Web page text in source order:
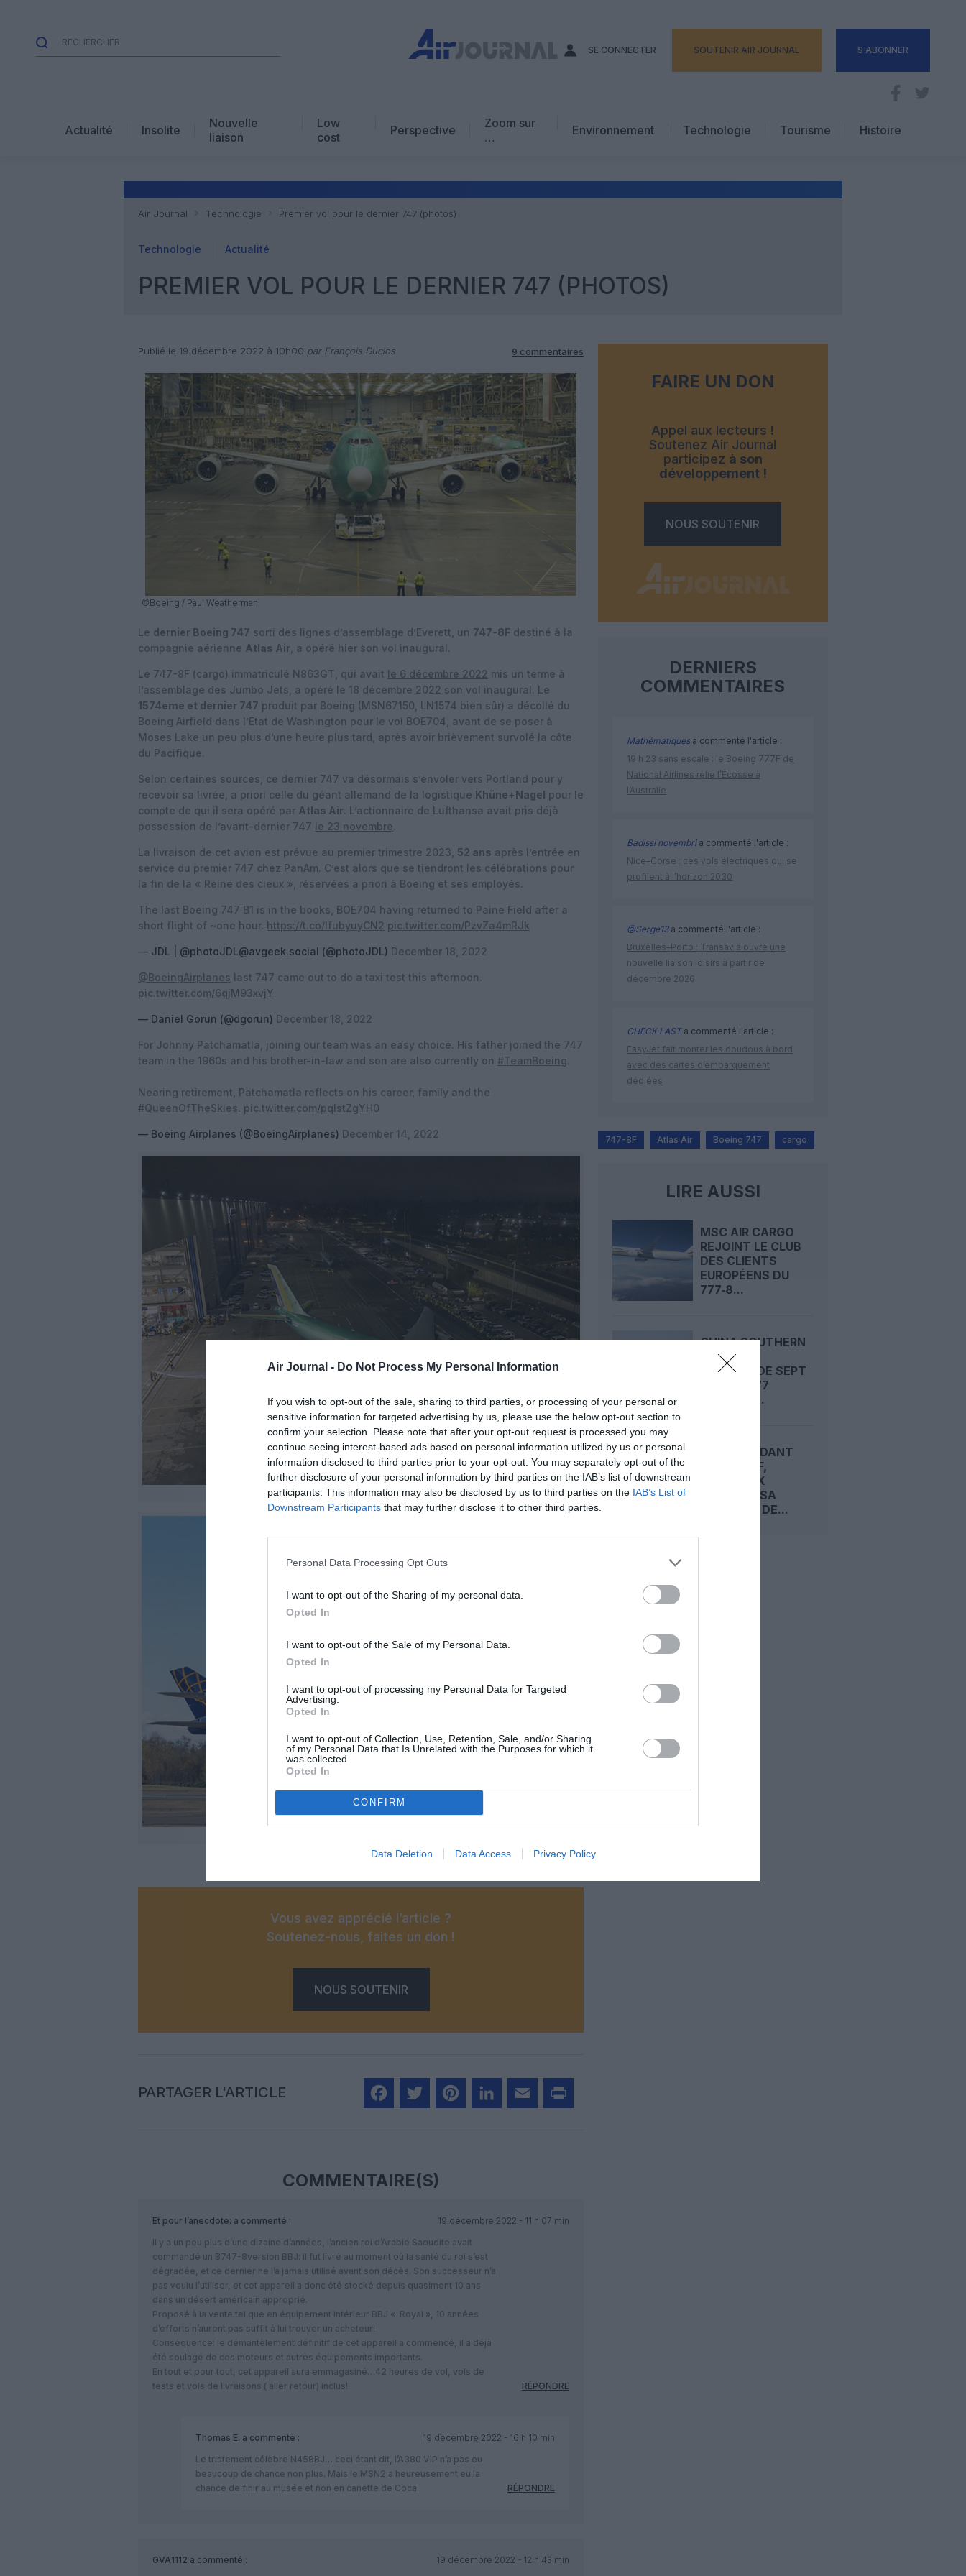
Air Journal - Do Not Process My Personal Information
If you wish to opt-out of the sale, sharing to third parties, or processing of your personal or
sensitive information for targeted advertising by us, please use the below opt-out section to
confirm your selection. Please note that after your opt-out request is processed you may
continue seeing interest-based ads based on personal information utilized by us or personal
information disclosed to third parties prior to your opt-out. You may separately opt-out of the
further disclosure of your personal information by third parties on the IAB’s list of downstream
participants. This information may also be disclosed by us to third parties on the IAB’s List of
Downstream Participants that may further disclose it to other third parties.
Personal Data Processing Opt Outs
I want to opt-out of the Sharing of my personal data.
Opted In
I want to opt-out of the Sale of my Personal Data.
Opted In
I want to opt-out of processing my Personal Data for Targeted
Advertising.
Opted In
I want to opt-out of Collection, Use, Retention, Sale, and/or Sharing
of my Personal Data that Is Unrelated with the Purposes for which it
was collected.
Opted In
CONFIRM
Data Deletion Data Access Privacy Policy
SE CONNECTER SOUTENIR AIR JOURNAL S'ABONNER
Actualité Insolite
Nouvelle
liaison
Low
cost
Perspective
Zoom sur
…
Environnement Technologie
Tourisme
Hôtellerie
Histoire
Air Journal Technologie Premier vol pour le dernier 747 (photos)
Technologie Actualité
PREMIER VOL POUR LE DERNIER 747 (PHOTOS)
Publié le 19 décembre 2022 à 10h00 par François Duclos 9 commentaires
©Boeing / Paul Weatherman
Le dernier Boeing 747 sorti des lignes d’assemblage d’Everett, un 747-8F destiné à la
compagnie aérienne Atlas Air , a opéré hier son vol inaugural.
Le 747-8F (cargo) immatriculé N863GT, qui avait le 6 décembre 2022 mis un terme à
l’assemblage des Jumbo Jets, a opéré le 18 décembre 2022 son vol inaugural. Le
1574eme et dernier 747 produit par Boeing (MSN67150, LN1574 bien sûr) a décollé du
Boeing Airfield dans l’Etat de Washington pour le vol BOE704, avant de se poser à
Moses Lake un peu plus d’une heure plus tard, après avoir brièvement survolé la côte
du Pacifique.
Selon certaines sources, ce dernier 747 va désormais s’envoler vers Portland pour y
recevoir sa livrée, a priori celle du géant allemand de la logistique Khüne+Nagel pour le
compte de qui il sera opéré par Atlas Air. L’actionnaire de Lufthansa avait pris déjà
possession de l’avant-dernier 747 le 23 novembre.
La livraison de cet avion est prévue au premier trimestre 2023, 52 ans après l’entrée en
service du premier 747 chez PanAm. C’est alors que se tiendront les célébrations pour
la fin de la « Reine des cieux », réservées a priori à Boeing et ses employés.
The last Boeing 747 B1 is in the books, BOE704 having returned to Paine Field after a
short flight of ~one hour. https://t.co/lfubyuyCN2 pic.twitter.com/PzvZa4mRJk
— JDL | @photoJDL@avgeek.social (@photoJDL) December 18, 2022
@BoeingAirplanes last 747 came out to do a taxi test this afternoon.
pic.twitter.com/6qjM93xvjY
— Daniel Gorun (@dgorun) December 18, 2022
For Johnny Patchamatla, joining our team was an easy choice. His father joined the 747
team in the 1960s and his brother-in-law and son are also currently on #TeamBoeing.
Nearing retirement, Patchamatla reflects on his career, family and the
#QueenOfTheSkies. pic.twitter.com/pqIstZgYH0
— Boeing Airplanes (@BoeingAirplanes) December 14, 2022
©Boeing / Paul Weatherman
Vous avez apprécié l’article ?
Soutenez-nous, faites un don !
NOUS SOUTENIR
PARTAGER L'ARTICLE
COMMENTAIRE(S)
Et pour l’anecdote: a commenté :
19 décembre 2022 - 11 h 07 min
Il y a un peu plus d’une dizaine d’années, l’ancien roi d’Arabie Saoudite avait
commandé un B747-8version BBJ: il fut livré au moment où la santé du roi s’est
dégradée, et ce dernier ne l’a jamais utilisé avant son décès. Son successeur n’a
pas voulu l’utiliser, et cet appareil a donc été stocké depuis quasiment 10 ans
dans un désert américain approprié.
Proposé à la vente tel que en équipement intérieur BBJ « Royal », 10 années
d’efforts n’auront pas suffit à lui trouver un acheteur!
Conséquence: le démantèlement définitif de cet appareil a commencé, il a déjà
été soulagé de ces moteurs et autres équipements importants.
En tout et pour tout, cet appareil aura emmagasiné…42 heures de vol, vols de
tests et vols de livraisons ( aller retour) inclus!
RÉPONDRE
Thomas E. a commenté :
19 décembre 2022 - 16 h 10 min
Le tristement célèbre N458BJ… ceci étant dit, l’A380 VIP n’a pas eu
beaucoup de chance non plus. Mais le MSN2 a heureusement eu la
chance de finir au musée et non en canette de Coca.
RÉPONDRE
GVA1112 a commenté :
19 décembre 2022 - 12 h 43 min
FAIRE UN DON
Appel aux lecteurs !
Soutenez Air Journal
participez à son
développement !
NOUS SOUTENIR
DERNIERS
COMMENTAIRES
Mathématiquesa commenté l'article :
19 h 23 sans escale : le Boeing 777F de
National Airlines relie l’Écosse à
l’Australie
Badissi novembria commenté l'article :
Nice–Corse : ces vols électriques qui se
profilent à l’horizon 2030
@Serge13a commenté l'article :
Bruxelles–Porto : Transavia ouvre une
nouvelle liaison loisirs à partir de
décembre 2026
CHECK LASTa commenté l'article :
EasyJet fait monter les doudous à bord
avec des cartes d’embarquement
dédiées
747-8F Atlas Air Boeing 747 cargo
LIRE AUSSI
MSC AIR CARGO
REJOINT LE CLUB
DES CLIENTS
EUROPÉENS DU
777‑8...
CHINA SOUTHERN
AIRLINES
COMMANDE SEPT
BOEING 777
CARGOS,...
EN ATTENDANT
LES 777‑8F,
CARGOLUX
SÉCURISE SA
CAPACITÉ DE...